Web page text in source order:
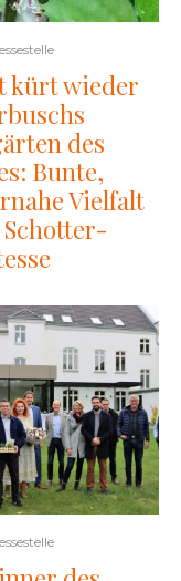
kürt wieder
des
Bunte,
Vielfalt